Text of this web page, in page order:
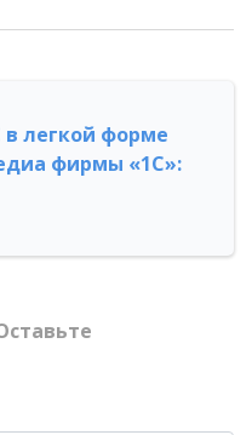
в легкой форме
фирмы «1С»: